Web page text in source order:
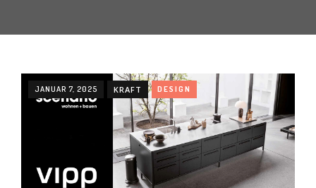
JANUAR 7, 2025 KRAFT DESIGN